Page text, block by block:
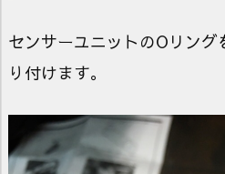
センサーユニットのOリン
り付けます。